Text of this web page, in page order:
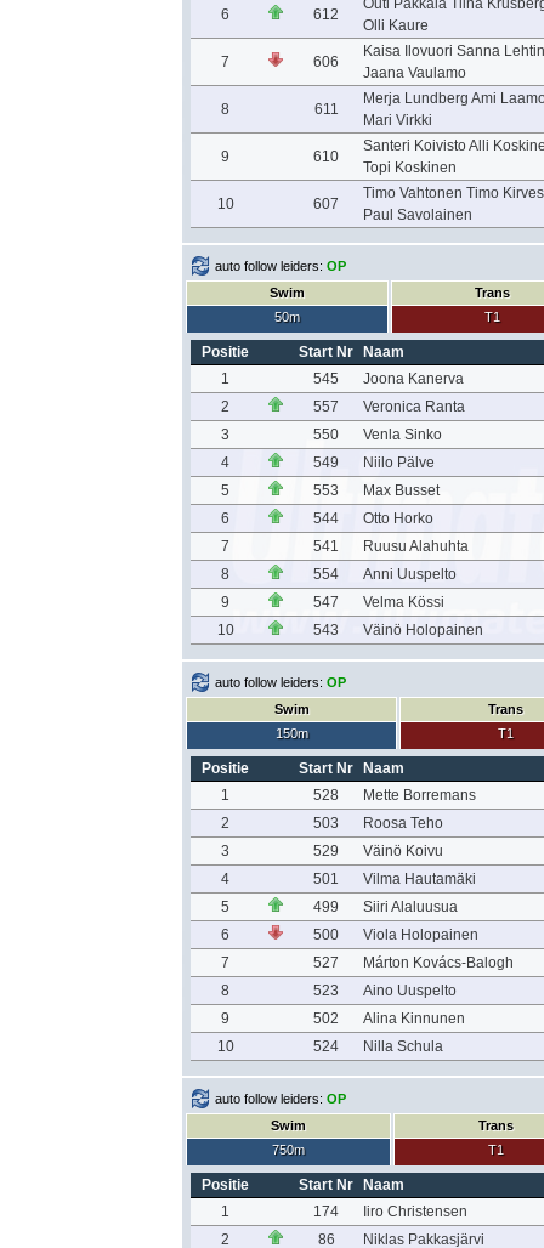
6 612
Outi Pakkala Tiina
Olli Kaure
7 606
Kaisa Ilovuori Sanna
Jaana Vaulamo
8 611
Merja Lundberg Ami
Mari Virkki
9 610
Santeri Koivisto Alli
Topi Koskinen
10 607
Timo Vahtonen Timo
Paul Savolainen
auto follow leiders: OP
Swim
50m
Trans
T1
Positie Start Nr
Naam
1
545
Joona Kanerva
2
557
Veronica Ranta
3
550
Venla Sinko
4
549
Niilo Pälve
5
553
Max Busset
6
544
Otto Horko
7
541
Ruusu Alahuhta
8
554
Anni Uuspelto
9
547
Velma Kössi
10
543 Väinö Holopainen
auto follow leiders: OP
Swim
150m
Trans
T1
Positie Start Nr
Naam
1
528
Mette Borremans
2
503
Roosa Teho
3
529
Väinö Koivu
4
501
Vilma Hautamäki
5
499
Siiri Alaluusua
6
500
Viola Holopainen
7
527
Márton Kovács-Balogh
8
523
Aino Uuspelto
9
502
Alina Kinnunen
10
524 Nilla Schula
auto follow leiders: OP
Swim
750m
Trans
T1
Positie Start Nr
Naam
1
174
Iiro Christensen
2
86
Niklas Pakkasjärvi